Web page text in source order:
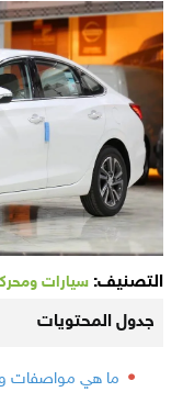
التصنيف: سيارات
جدول المحتويات
ما هي مواصفات